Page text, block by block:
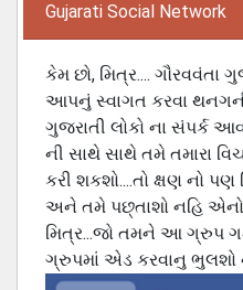
Gujarati Social Network
કેમ છો, મિત્ર.... ગૌરવવંતા
આપનું સ્વાગત કરવા
ગુજરાતી લોકો ના સંપર્ક
ની સાથે સાથે તમે તમારા
કરી શકશો....તો ક્ષણ નો
અને તમે પછ્તાશો નહિ
મિત્ર...જો તમને આ ગ્રુપ
ગ્રુપમાં એડ કરવાનુ ભુલશો